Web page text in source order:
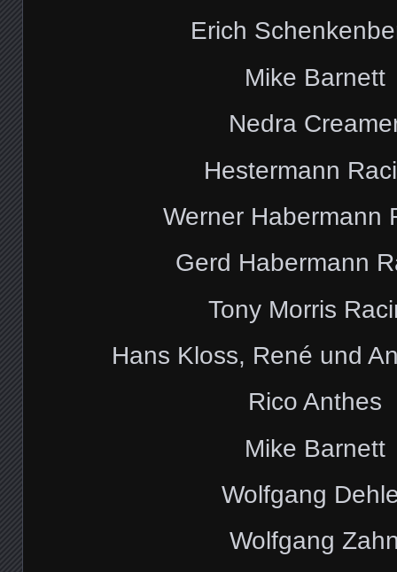
Erich
Mike Barnett
Nedra
Hestermann
Werner Habermann
Gerd Habermann
Tony Morris
Hans Kloss, René und
Rico Anthes
Mike Barnett
Wolfgang
Wolfgang